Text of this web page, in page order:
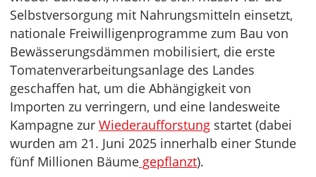
Selbstversorgung mit Nahrungsmitteln einsetzt,
nationale Freiwilligenprogramme zum Bau von
Bewässerungsdämmen mobilisiert, die erste
Tomatenverarbeitungsanlage des Landes
geschaffen hat, um die Abhängigkeit von
Importen zu verringern, und eine landesweite
Kampagne zur Wiederaufforstung startet (dabei
wurden am 21. Juni 2025 innerhalb einer Stunde
fünf Millionen Bäume gepflanzt).